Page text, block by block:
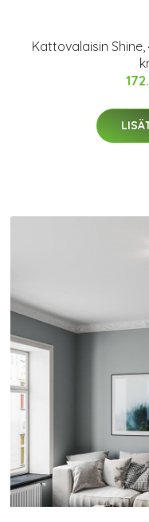
Kattovalaisin